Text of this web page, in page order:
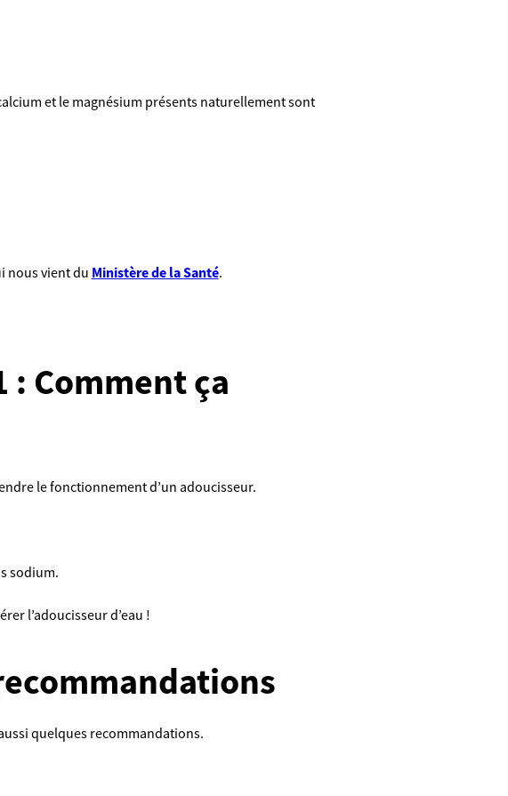
et le magnésium présents naturellement sont
nous vient du Ministère de la Santé.
: Comment ça
le fonctionnement d’un adoucisseur.
sodium.
l’adoucisseur d’eau !
quelques recommandations.